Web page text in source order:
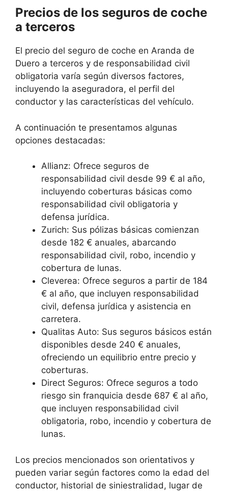
Precios de los seguros de coche
a terceros
El precio del seguro de coche en Aranda de
Duero a terceros y de responsabilidad civil
obligatoria varía según diversos factores,
incluyendo la aseguradora, el perfil del
conductor y las características del vehículo.
A continuación te presentamos algunas
opciones destacadas:
Allianz: Ofrece seguros de
responsabilidad civil desde 99 € al año,
incluyendo coberturas básicas como
responsabilidad civil obligatoria y
defensa jurídica.
Zurich: Sus pólizas básicas comienzan
desde 182 € anuales, abarcando
responsabilidad civil, robo, incendio y
cobertura de lunas.
Cleverea: Ofrece seguros a partir de 184
€ al año, que incluyen responsabilidad
civil, defensa jurídica y asistencia en
carretera.
Qualitas Auto: Sus seguros básicos están
disponibles desde 240 € anuales,
ofreciendo un equilibrio entre precio y
coberturas.
Direct Seguros: Ofrece seguros a todo
riesgo sin franquicia desde 687 € al año,
que incluyen responsabilidad civil
obligatoria, robo, incendio y cobertura de
lunas.
Los precios mencionados son orientativos y
pueden variar según factores como la edad del
conductor, historial de siniestralidad, lugar de